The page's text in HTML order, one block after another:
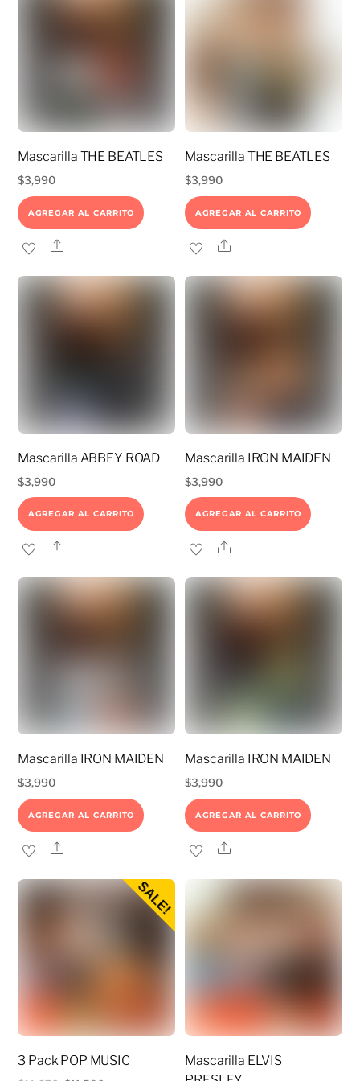
Mascarilla THE BEATLES
$3,990
AGREGAR AL CARRITO
Share
Mascarilla THE BEATLES
$3,990
AGREGAR AL CARRITO
Share
Mascarilla ABBEY ROAD
$3,990
AGREGAR AL CARRITO
Share
Mascarilla IRON MAIDEN
$3,990
AGREGAR AL CARRITO
Share
Mascarilla IRON MAIDEN
$3,990
AGREGAR AL CARRITO
Share
Mascarilla IRON MAIDEN
$3,990
AGREGAR AL CARRITO
Share
SALE!
3 Pack POP MUSIC
Mascarilla ELVIS